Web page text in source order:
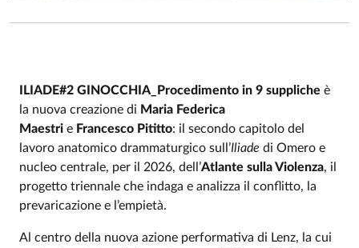
Event description
ILIADE#2 GINOCCHIA_Procedimento in 9 suppliche è
la nuova creazione di Maria Federica
Maestri e Francesco Pititto: il secondo capitolo del
lavoro anatomico drammaturgico sull’Iliade di Omero e
nucleo centrale, per il 2026, dell’Atlante sulla Violenza, il
progetto triennale che indaga e analizza il conflitto, la
prevaricazione e l’empietà.
Al centro della nuova azione performativa di Lenz, la cui